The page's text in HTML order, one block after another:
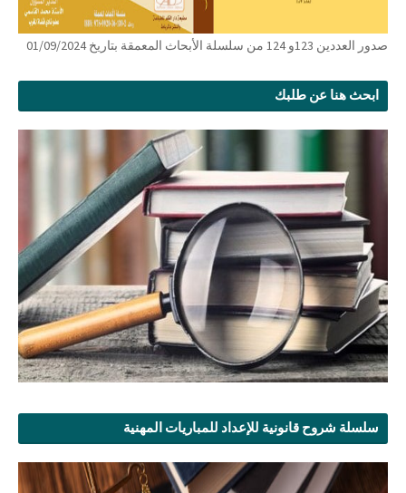
صدور العددين 123و 124 من سلسلة الأبحاث المعمقة بتاريخ 01/09/2024
ابحث هنا عن طلبك
سلسلة شروح قانونية للإعداد للمباريات المهنية